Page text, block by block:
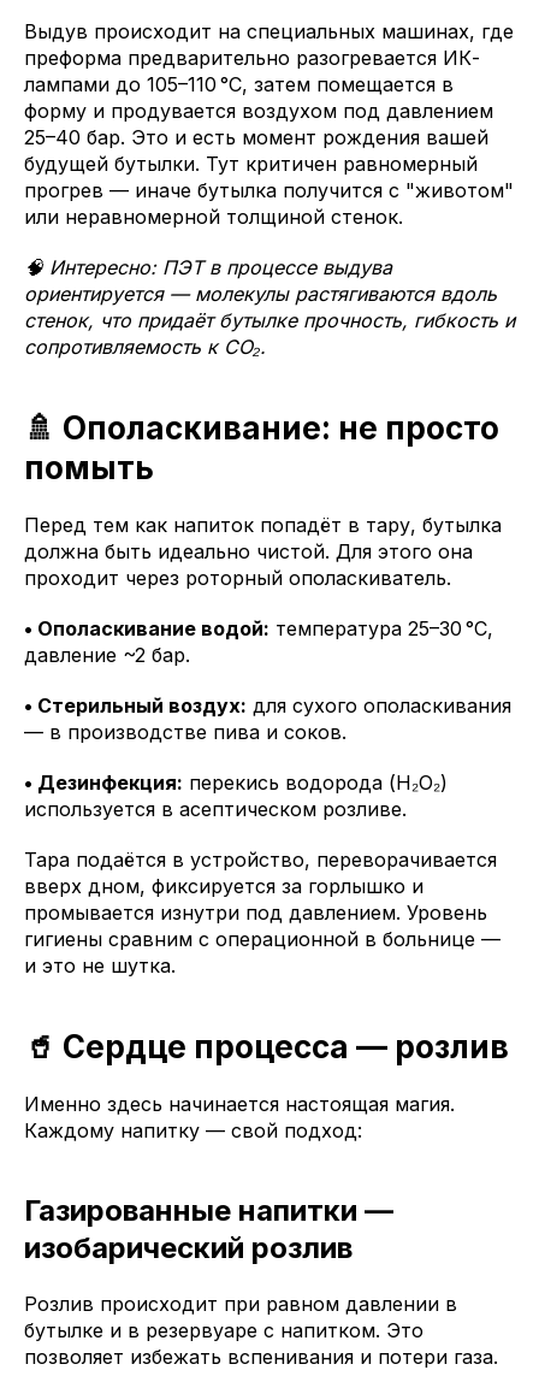
Выдув происходит на специальных машинах, где
преформа предварительно разогревается ИК-
лампами до 105–110 °C, затем помещается в
форму и продувается воздухом под давлением
25–40 бар. Это и есть момент рождения вашей
будущей бутылки. Тут критичен равномерный
прогрев — иначе бутылка получится с "животом"
или неравномерной толщиной стенок.
🧠 Интересно: ПЭТ в процессе выдува
ориентируется — молекулы растягиваются вдоль
стенок, что придаёт бутылке прочность, гибкость и
сопротивляемость к CO₂.
🚿 Ополаскивание: не просто
помыть
Перед тем как напиток попадёт в тару, бутылка
должна быть идеально чистой. Для этого она
проходит через роторный ополаскиватель.
• Ополаскивание водой: температура 25–30 °C,
давление ~2 бар.
• Стерильный воздух: для сухого ополаскивания
— в производстве пива и соков.
• Дезинфекция: перекись водорода (H₂O₂)
используется в асептическом розливе.
Тара подаётся в устройство, переворачивается
вверх дном, фиксируется за горлышко и
промывается изнутри под давлением. Уровень
гигиены сравним с операционной в больнице —
и это не шутка.
🥤 Сердце процесса — розлив
Именно здесь начинается настоящая магия.
Каждому напитку — свой подход:
Газированные напитки —
изобарический розлив
Розлив происходит при равном давлении в
бутылке и в резервуаре с напитком. Это
позволяет избежать вспенивания и потери газа.